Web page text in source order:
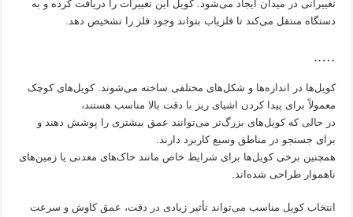
تغییراتی در میدان ایجاد می‌شود. کویل این تغییرات را دریافت کرده و به
دستگاه منتقل می‌کند تا فلزیاب بتواند وجود فلز را تشخیص دهد.
…..
کویل‌ها در اندازه‌ها و شکل‌های مختلفی ساخته می‌شوند. کویل‌های کوچک
معمولاً برای پیدا کردن اشیای ریز با دقت بالا مناسب هستند،
در حالی که کویل‌های بزرگ‌تر می‌توانند عمق بیشتری را پوشش دهند و
برای جستجو در مناطق وسیع کاربرد دارند.
همچنین برخی کویل‌ها برای شرایط خاص مانند خاک‌های معدنی یا زمین‌های
ناهموار طراحی شده‌اند.
انتخاب کویل مناسب می‌تواند تأثیر زیادی در دقت، عمق کاوش و سرعت